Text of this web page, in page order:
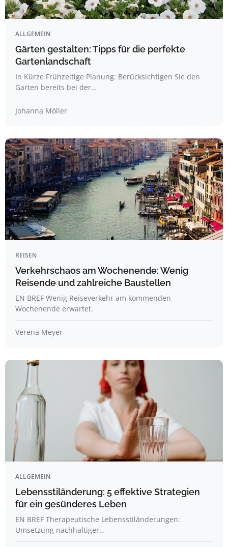
ALLGEMEIN
Gärten gestalten: Tipps für die perfekte
Gartenlandschaft
In Kürze Frühzeitige Planung: Berücksichtigen Sie den
Garten bereits bei der…
Johanna Möller
REISEN
Verkehrschaos am Wochenende: Wenig
Reisende und zahlreiche Baustellen
EN BREF Wenig Reiseverkehr am kommenden
Wochenende erwartet.
Verena Meyer
ALLGEMEIN
Lebensstiländerung: 5 effektive Strategien
für ein gesünderes Leben
EN BREF Therapeutische Lebensstiländerungen:
Umsetzung nachhaltiger…